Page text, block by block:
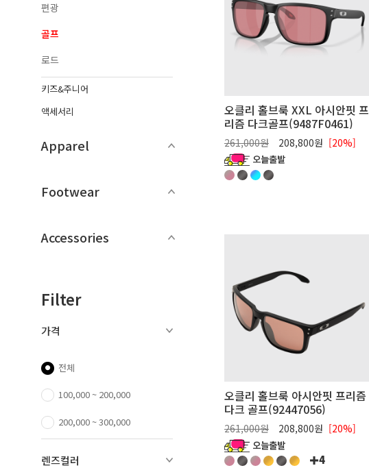
편광
골프
로드
키즈&주니어
액세서리
Apparel
Footwear
Accessories
Filter
가격
전체
100,000 ~ 200,000
200,000 ~ 300,000
렌즈컬러
오클리 홀브룩 XXL 아시안핏 프
리즘 다크골프(9487F0461)
261,000원 208,800원 [20%]
오클리 홀브룩 아시안핏 프리즘
다크 골프(92447056)
261,000원 208,800원 [20%]
4